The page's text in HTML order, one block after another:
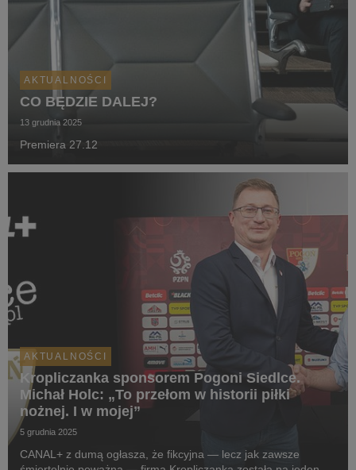
AKTUALNOŚCI
CO BĘDZIE DALEJ?
13 grudnia 2025
Premiera 27.12
AKTUALNOŚCI
Kropliczanka sponsorem Pogoni Siedlce.
Michał Holc: „To przełom w historii piłki
nożnej. I w mojej”
5 grudnia 2025
CANAL+ z dumą ogłasza, że fikcyjna — lecz jak zawsze